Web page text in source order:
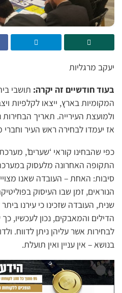
יעקב מרגליות
בעוד חודשיים זה יקרה: תושבי
המקומיות בארץ, ייצאו לקלפיות
ולמועצת העירייה. תאריך
אז יעמדו לבחירה ראש העיר וחברי
כפי שהבחינו קוראי ‘שערים’,
התקופה האחרונה מלעסוק
סיבות: האחת – העובדה שאנו
הנוראים, זמן שבו העיסוק
שנית, העובדה שזכינו כי עירנו
הדילים והמאבקים, נכון לעכשיו,
לבחירות אשר עליהן ניתן לדווח.
בנושא – אין עניין ואין תועלת.